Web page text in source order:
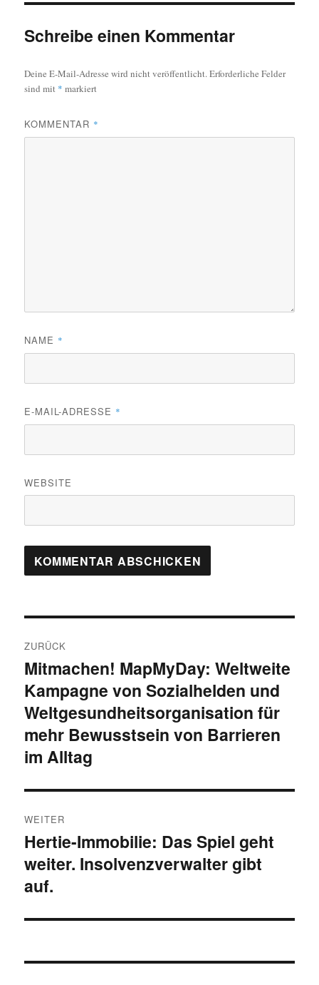
Schreibe einen Kommentar
Deine E-Mail-Adresse wird nicht veröffentlicht.Erforderliche Felder
sind mit * markiert
KOMMENTAR *
NAME *
E-MAIL-ADRESSE *
WEBSITE
ZURÜCK
Vorheriger
Beitrag:
Mitmachen! MapMyDay: Weltweite
Kampagne von Sozialhelden und
Weltgesundheitsorganisation für
mehr Bewusstsein von Barrieren
im Alltag
WEITER
Nächster
Beitrag:
Hertie-Immobilie: Das Spiel geht
weiter. Insolvenzverwalter gibt
auf.